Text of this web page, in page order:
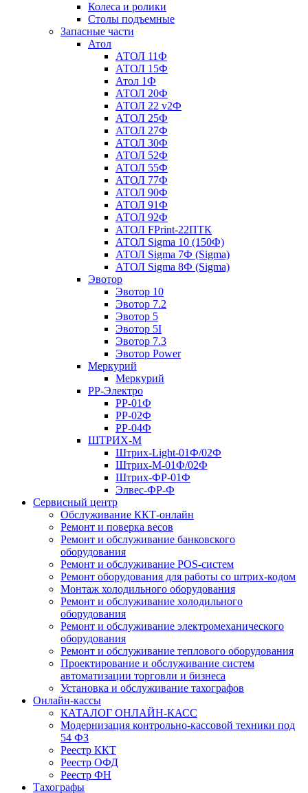
Колеса и ролики
Столы подъемные
Запасные части
Атол
АТОЛ 11Ф
АТОЛ 15Ф
Атол 1Ф
АТОЛ 20Ф
АТОЛ 22 v2Ф
АТОЛ 25Ф
АТОЛ 27Ф
АТОЛ 30Ф
АТОЛ 52Ф
АТОЛ 55Ф
АТОЛ 77Ф
АТОЛ 90Ф
АТОЛ 91Ф
АТОЛ 92Ф
АТОЛ FPrint-22ПТК
АТОЛ Sigma 10 (150Ф)
АТОЛ Sigma 7Ф (Sigma)
АТОЛ Sigma 8Ф (Sigma)
Эвотор
Эвотор 10
Эвотор 7.2
Эвотор 5
Эвотор 5I
Эвотор 7.3
Эвотор Power
Меркурий
Меркурий
РР-Электро
РР-01Ф
РР-02Ф
РР-04Ф
ШТРИХ-М
Штрих-Light-01Ф/02Ф
Штрих-М-01Ф/02Ф
Штрих-ФР-01Ф
Элвес-ФР-Ф
Сервисный центр
Обслуживание ККТ-онлайн
Ремонт и поверка весов
Ремонт и обслуживание банковского
оборудования
Ремонт и обслуживание POS-систем
Ремонт оборудования для работы со штрих-кодом
Монтаж холодильного оборудования
Ремонт и обслуживание холодильного
оборудования
Ремонт и обслуживание электромеханического
оборудования
Ремонт и обслуживание теплового оборудования
Проектирование и обслуживание систем
автоматизации торговли и бизнеса
Установка и обслуживание тахографов
Онлайн-кассы
КАТАЛОГ ОНЛАЙН-КАСС
Модернизация контрольно-кассовой техники под
54 ФЗ
Реестр ККТ
Реестр ОФД
Реестр ФН
Тахографы